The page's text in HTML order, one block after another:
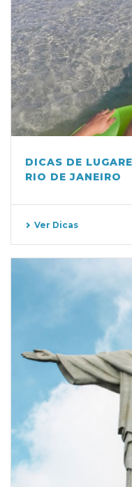
DICAS DE
RIO DE JANEIRO
Ver Dicas